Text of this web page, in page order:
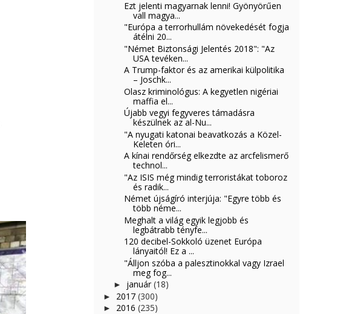
Ezt jelenti magyarnak lenni! Gyönyörűen
vall magya...
"Európa a terrorhullám növekedését fogja
átélni 20...
"Német Biztonsági Jelentés 2018": "Az
USA tevéken...
A Trump-faktor és az amerikai külpolitika
– Joschk...
Olasz kriminológus: A kegyetlen nigériai
maffia el...
Újabb vegyi fegyveres támadásra
készülnek az al-Nu...
"A nyugati katonai beavatkozás a Közel-
Keleten óri...
A kínai rendőrség elkezdte az arcfelismerő
technol...
"Az ISIS még mindig terroristákat toboroz
és radik...
Német újságíró interjúja: "Egyre több és
több néme...
Meghalt a világ egyik legjobb és
legbátrabb tényfe...
120 decibel-Sokkoló üzenet Európa
lányaitól! Ez a ...
"Álljon szóba a palesztinokkal vagy Izrael
meg fog...
► január (18)
► 2017 (300)
► 2016 (235)